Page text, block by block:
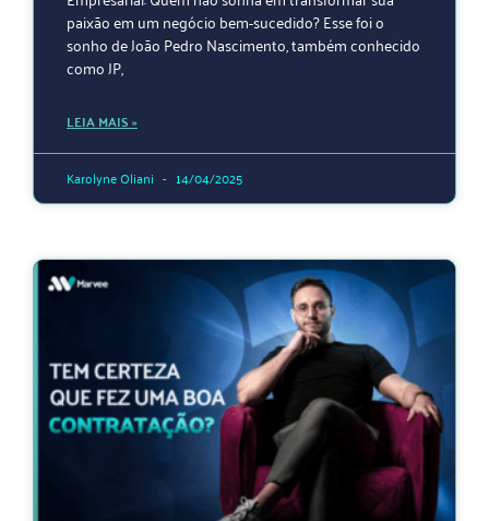
paixão em um negócio bem-sucedido? Esse foi o
sonho de João Pedro Nascimento, também conhecido
como JP,
LEIA MAIS »
Karolyne Oliani 14/04/2025